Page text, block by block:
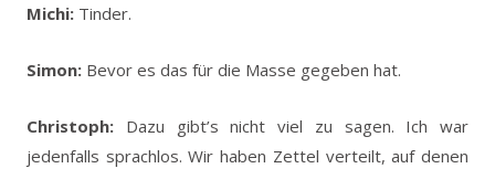
Michi: Tinder.
Simon: Bevor es das für die Masse gegeben hat.
Christoph: Dazu gibt’s nicht viel zu sagen. Ich war
jedenfalls sprachlos. Wir haben Zettel verteilt, auf denen